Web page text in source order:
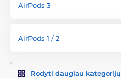
AirPods 3
AirPods 1 / 2
Rodyti daugiau kategorijų